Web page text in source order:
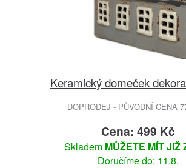
Keramický domeček
DOPRODEJ - PŮVODNÍ CENA
Cena: 499 Kč
Skladem MŮŽETE MÍT JIŽ
Doručíme do: 11.8.